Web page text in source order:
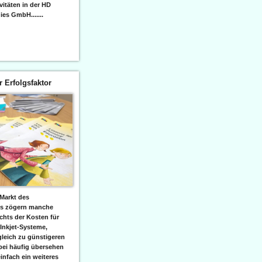
in der HD
GmbH.......
Erfolgsfaktor
des
zögern manche
der Kosten für
Systeme,
zu günstigeren
häufig übersehen
ein weiteres